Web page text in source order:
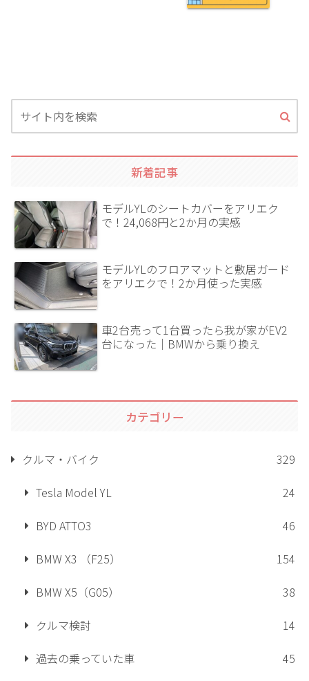
新着記事
モデルYLのシートカバーをアリエク
で！24,068円と2か月の実感
モデルYLのフロアマットと敷居ガード
をアリエクで！2か月使った実感
車2台売って1台買ったら我が家がEV2
台になった｜BMWから乗り換え
カテゴリー
クルマ・バイク
329
Tesla Model YL
24
BYD ATTO3
46
BMW X3 （F25）
154
BMW X5（G05）
38
クルマ検討
14
過去の乗っていた車
45